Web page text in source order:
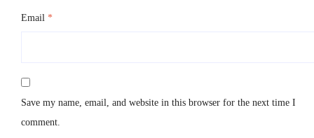
Email *
Save my name, email, and website in this browser for the next time I
comment.